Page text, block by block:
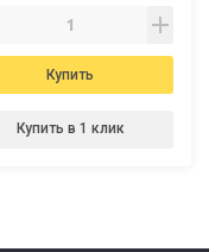
Купить
Купить в 1 клик